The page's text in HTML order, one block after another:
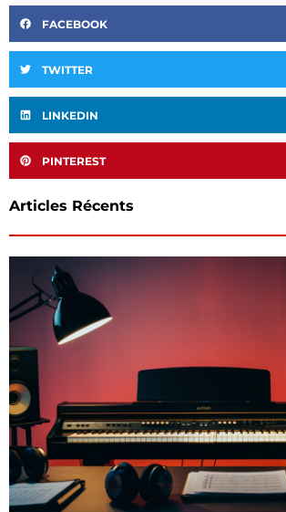
FACEBOOK
TWITTER
LINKEDIN
PINTEREST
Articles Récents